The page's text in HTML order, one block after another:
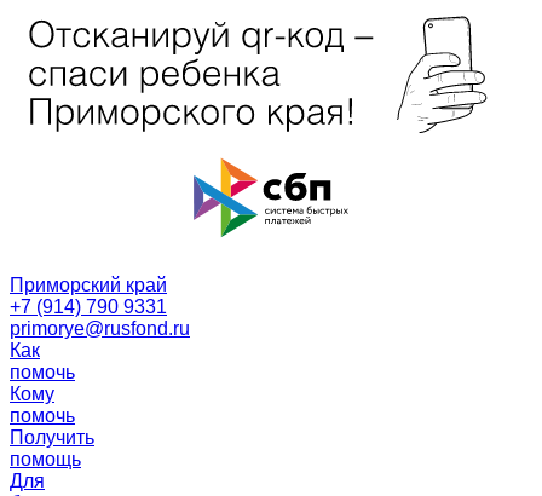
Приморский край
+7 (914) 790 9331
primorye@rusfond.ru
Как
помочь
Кому
помочь
Получить
помощь
Для